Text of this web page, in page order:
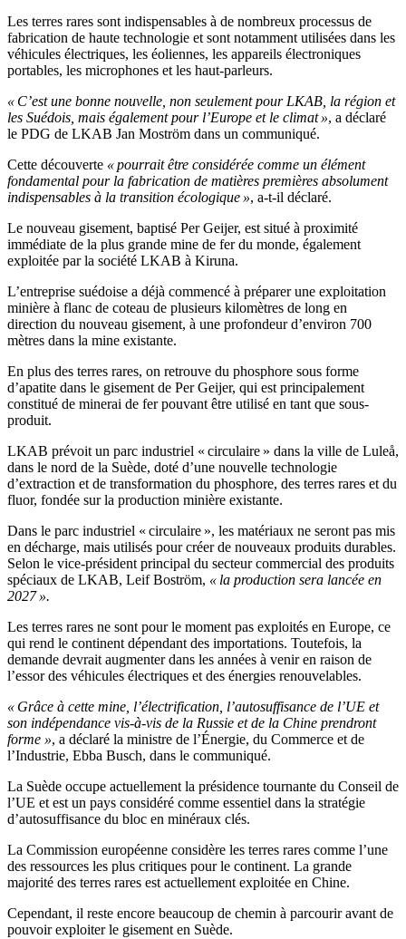
Les terres rares sont indispensables à de nombreux processus de
fabrication de haute technologie et sont notamment utilisées dans les
véhicules électriques, les éoliennes, les appareils électroniques
portables, les microphones et les haut-parleurs.
« C’est une bonne nouvelle, non seulement pour LKAB, la région et
les Suédois, mais également pour l’Europe et le climat », a déclaré
le PDG de LKAB Jan Moström dans un communiqué.
Cette découverte « pourrait être considérée comme un élément
fondamental pour la fabrication de matières premières absolument
indispensables à la transition écologique », a-t-il déclaré.
Le nouveau gisement, baptisé Per Geijer, est situé à proximité
immédiate de la plus grande mine de fer du monde, également
exploitée par la société LKAB à Kiruna.
L’entreprise suédoise a déjà commencé à préparer une exploitation
minière à flanc de coteau de plusieurs kilomètres de long en
direction du nouveau gisement, à une profondeur d’environ 700
mètres dans la mine existante.
En plus des terres rares, on retrouve du phosphore sous forme
d’apatite dans le gisement de Per Geijer, qui est principalement
constitué de minerai de fer pouvant être utilisé en tant que sous-
produit.
LKAB prévoit un parc industriel « circulaire » dans la ville de Luleå,
dans le nord de la Suède, doté d’une nouvelle technologie
d’extraction et de transformation du phosphore, des terres rares et du
fluor, fondée sur la production minière existante.
Dans le parc industriel « circulaire », les matériaux ne seront pas mis
en décharge, mais utilisés pour créer de nouveaux produits durables.
Selon le vice-président principal du secteur commercial des produits
spéciaux de LKAB, Leif Boström, « la production sera lancée en
2027 ».
Les terres rares ne sont pour le moment pas exploités en Europe, ce
qui rend le continent dépendant des importations. Toutefois, la
demande devrait augmenter dans les années à venir en raison de
l’essor des véhicules électriques et des énergies renouvelables.
« Grâce à cette mine, l’électrification, l’autosuffisance de l’UE et
son indépendance vis-à-vis de la Russie et de la Chine prendront
forme », a déclaré la ministre de l’Énergie, du Commerce et de
l’Industrie, Ebba Busch, dans le communiqué.
La Suède occupe actuellement la présidence tournante du Conseil de
l’UE et est un pays considéré comme essentiel dans la stratégie
d’autosuffisance du bloc en minéraux clés.
La Commission européenne considère les terres rares comme l’une
des ressources les plus critiques pour le continent. La grande
majorité des terres rares est actuellement exploitée en Chine.
Cependant, il reste encore beaucoup de chemin à parcourir avant de
pouvoir exploiter le gisement en Suède.